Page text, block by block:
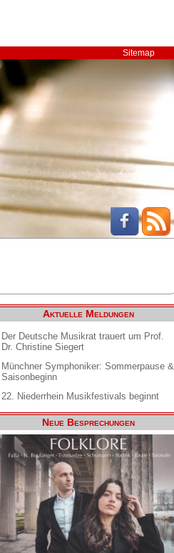
Sitemap
Aktuelle Meldungen
Der Deutsche Musikrat trauert um Prof.
Dr. Christine Siegert
Münchner Symphoniker: Sommerpause &
Saisonbeginn
22. Niederrhein Musikfestivals beginnt
Neue Besprechungen